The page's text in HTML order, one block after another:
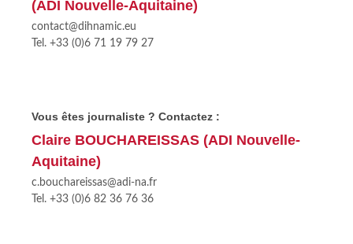
(ADI Nouvelle-Aquitaine)
contact@dihnamic.eu
Tel. +33 (0)6 71 19 79 27
Vous êtes journaliste ? Contactez :
Claire BOUCHAREISSAS (ADI Nouvelle-
Aquitaine)
c.bouchareissas@adi-na.fr
Tel. +33 (0)6 82 36 76 36